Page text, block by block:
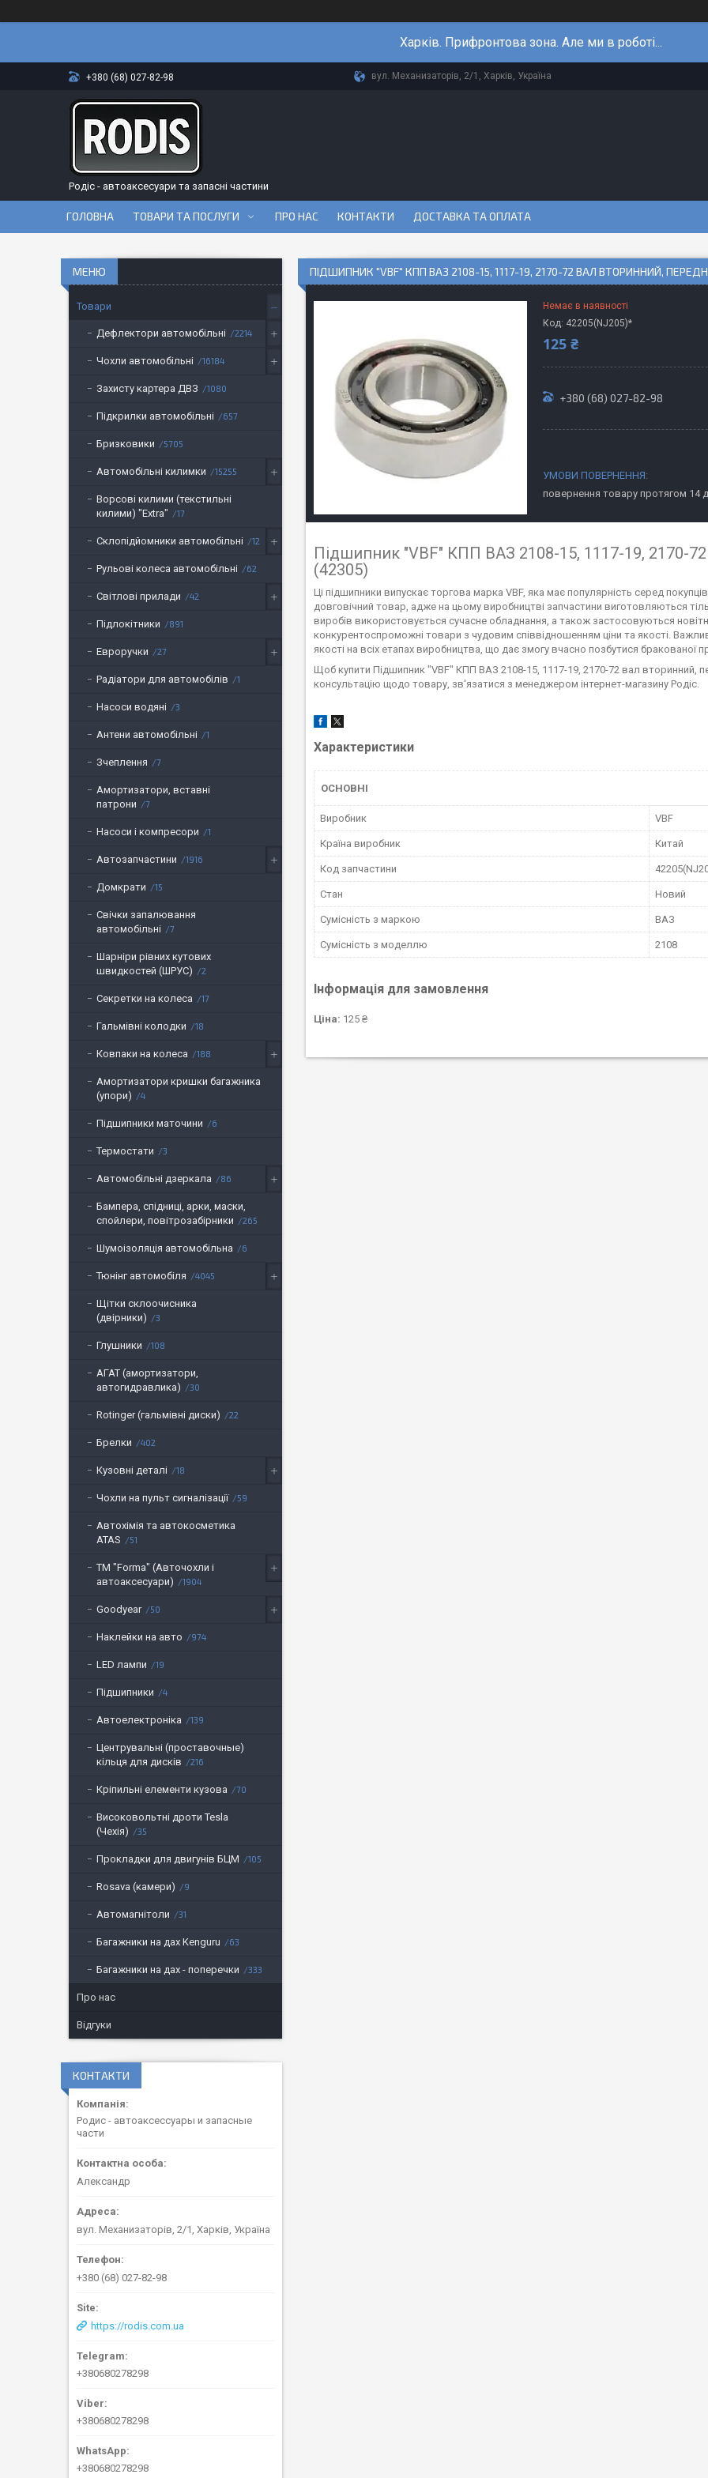
Харків. Прифронтова зона. Але ми в роботі...
+380 (68) 027-82-98 вул. Механизаторів, 2/1, Харків, Україна
Родіс - автоаксесуари та запасні частини
ГОЛОВНА ТОВАРИ ТА ПОСЛУГИ ПРО НАС КОНТАКТИ ДОСТАВКА ТА ОПЛАТА
ПІДШИПНИК "VBF" КПП ВАЗ 2108-15, 1117-19, 2170-72 ВАЛ ВТОРИННИЙ,
Немає в наявності
Код: 42205(NJ205)*
125 ₴
+380 (68) 027-82-98
повернення товару протягом 14
Підшипник "VBF" КПП ВАЗ 2108-15, 1117-19, 2170-
(42305)
Ці підшипники випускає торгова марка VBF, яка має популярність серед
довговічний товар, адже на цьому виробництві запчастини виготовляються
виробів використовується сучасне обладнання, а також застосовуються
конкурентоспроможні товари з чудовим співвідношенням ціни та якості.
якості на всіх етапах виробництва, що дає змогу вчасно позбутися бракованої
Щоб купити Підшипник "VBF" КПП ВАЗ 2108-15, 1117-19, 2170-72 вал вторинний,
консультацію щодо товару, зв'язатися з менеджером інтернет-магазину Родіс.
Характеристики
ОСНОВНІ
Виробник VBF
Країна виробник Китай
Код запчастини
Стан Новий
Сумісність з маркою ВАЗ
Сумісність з моделлю 2108
Інформація для замовлення
Ціна: 125 ₴
Товари
Дефлектори автомобільні 2214
Чохли автомобільні 16184
Захисту картера ДВЗ 1080
Підкрилки автомобільні 657
Бризковики 5705
Автомобільні килимки 15255
Ворсові килими (текстильні
килими) "Extra"
17
Склопідйомники автомобільні 12
Рульові колеса автомобільні 62
Світлові прилади 42
Підлокітники 891
Евроручки 27
Радіатори для автомобілів 1
Насоси водяні 3
Антени автомобільні 1
Зчеплення 7
Амортизатори, вставні
патрони
7
Насоси і компресори 1
Автозапчастини 1916
Домкрати 15
Свічки запалювання
автомобільні
7
Шарніри рівних кутових
швидкостей (ШРУС)
2
Секретки на колеса 17
Гальмівні колодки 18
Ковпаки на колеса 188
Амортизатори кришки багажника
(упори)
4
Підшипники маточини 6
Термостати 3
Автомобільні дзеркала 86
Бампера, спідниці, арки, маски,
спойлери, повітрозабірники
265
Шумоізоляція автомобільна 6
Тюнінг автомобіля 4045
Щітки склоочисника
(двірники)
3
Глушники 108
АГАТ (амортизатори,
автогидравлика)
30
Rotinger (гальмівні диски) 22
Брелки 402
Кузовні деталі 18
Чохли на пульт сигналізації 59
Автохімія та автокосметика
ATAS
51
ТМ "Forma" (Авточохли і
автоаксесуари)
1904
Goodyear 50
Наклейки на авто 974
LED лампи 19
Підшипники 4
Автоелектроніка 139
Центрувальні (проставочные)
кільця для дисків
216
Кріпильні елементи кузова 70
Високовольтні дроти Tesla
(Чехія)
35
Прокладки для двигунів БЦМ 105
Rosava (камери) 9
Автомагнітоли 31
Багажники на дах Kenguru 63
Багажники на дах - поперечки 333
Про нас
Відгуки
КОНТАКТИ
Родис - автоаксессуары и запасные
части
Александр
вул. Механизаторів, 2/1, Харків, Україна
+380 (68) 027-82-98
https://rodis.com.ua
+380680278298
+380680278298
+380680278298